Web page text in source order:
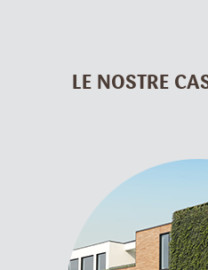
LE NOSTRE